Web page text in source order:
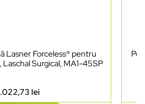
Lasner Forceless® pentru
Surgical, MA1-45SP
lei